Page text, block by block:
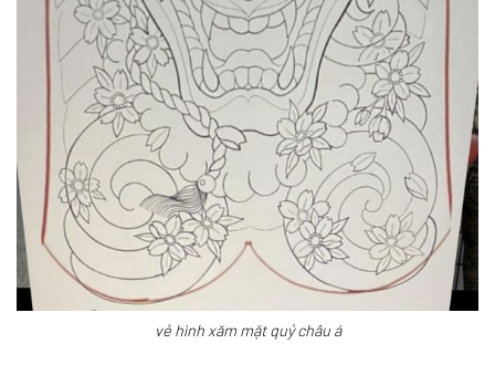
vẻ hình xăm mặt quỷ châu á